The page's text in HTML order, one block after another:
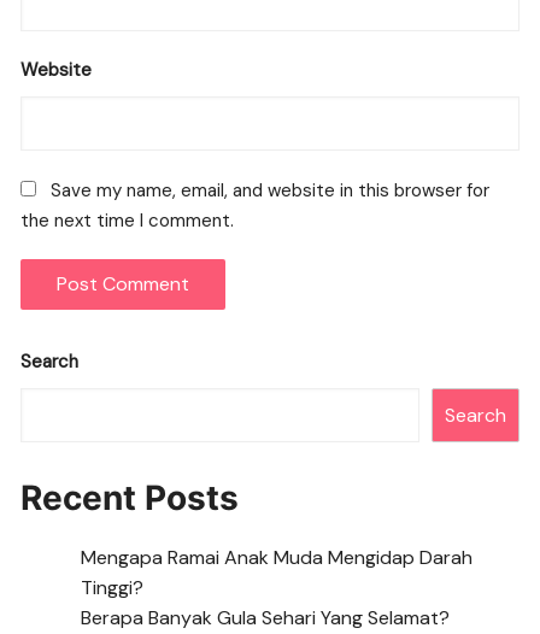
Website
Save my name, email, and website in this browser for
the next time I comment.
Search
Search
Recent Posts
Mengapa Ramai Anak Muda Mengidap Darah
Tinggi?
Berapa Banyak Gula Sehari Yang Selamat?